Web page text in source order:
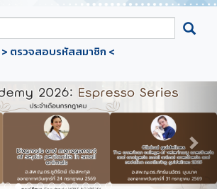
> ตรวจสอบรหัสสมาชิก <